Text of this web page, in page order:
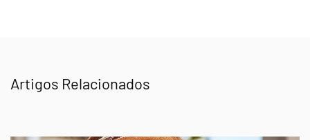
Artigos Relacionados